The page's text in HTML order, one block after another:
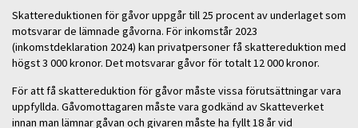
Skattereduktionen för gåvor uppgår till 25 procent av underlaget som
motsvarar de lämnade gåvorna. För inkomstår 2023
(inkomstdeklaration 2024) kan privatpersoner få skattereduktion med
högst 3 000 kronor. Det motsvarar gåvor för totalt 12 000 kronor.
För att få skattereduktion för gåvor måste vissa förutsättningar vara
uppfyllda. Gåvomottagaren måste vara godkänd av Skatteverket
innan man lämnar gåvan och givaren måste ha fyllt 18 år vid